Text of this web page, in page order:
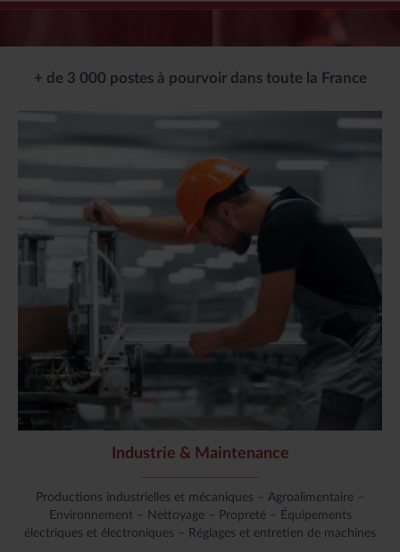
+ de 3 000 postes à pourvoir dans toute la France
Industrie & Maintenance
Productions industrielles et mécaniques – Agroalimentaire –
Environnement – Nettoyage – Propreté – Équipements
électriques et électroniques – Réglages et entretien de machines